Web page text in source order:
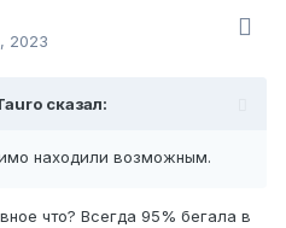
2023
сказал:
находили возможным.
что? Всегда 95% бегала в